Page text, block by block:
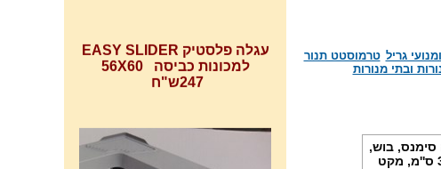
גריל טרמוסטט תנור
ובתי מנורות
סימנס, בוש,
קונסטרוקטה ועוד, 375X465X30 ס''מ, מקט